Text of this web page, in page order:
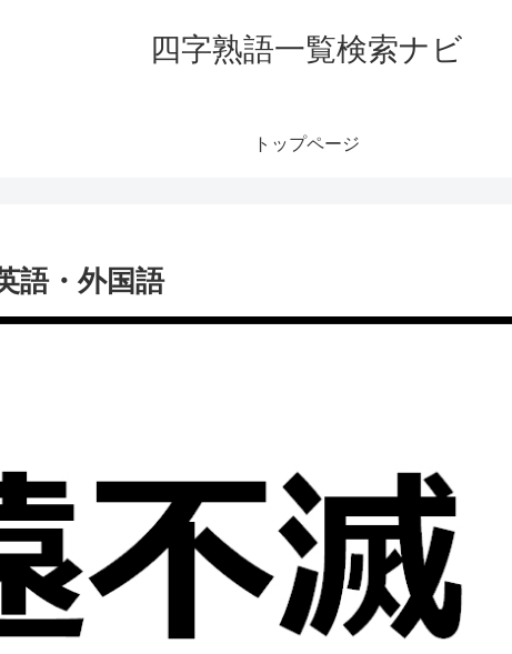
四字熟語一覧検索ナビ
トップページ
語・外国語